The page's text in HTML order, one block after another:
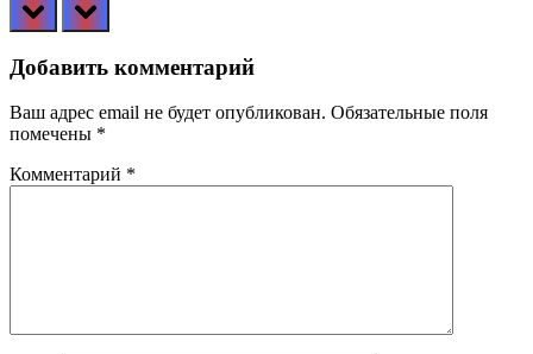
prev next
Добавить комментарий
Ваш адрес email не будет опубликован. Обязательные поля
помечены *
Комментарий *